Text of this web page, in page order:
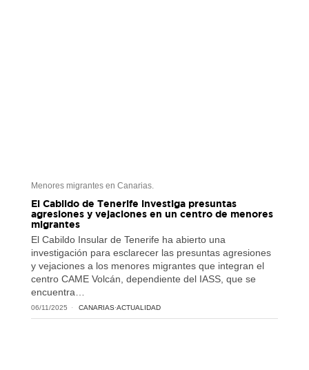
Menores migrantes en Canarias.
El Cabildo de Tenerife investiga presuntas
agresiones y vejaciones en un centro de menores
migrantes
El Cabildo Insular de Tenerife ha abierto una
investigación para esclarecer las presuntas agresiones
y vejaciones a los menores migrantes que integran el
centro CAME Volcán, dependiente del IASS, que se
encuentra…
06/11/2025 CANARIAS·ACTUALIDAD